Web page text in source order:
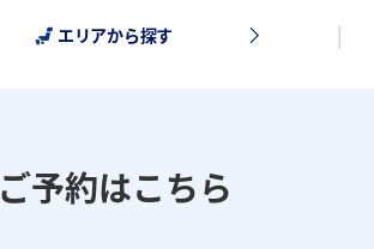
エリアから探す
ご予約はこちら